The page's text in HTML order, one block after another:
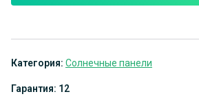
Категория: Солнечные панели
Гарантия: 12